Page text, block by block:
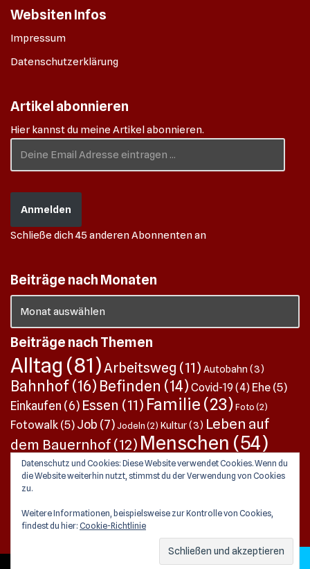
Websiten Infos
Impressum
Datenschutzerklärung
Artikel abonnieren
Hier kannst du meine Artikel abonnieren.
Anmelden
Schließe dich 45 anderen Abonnenten an
Beiträge nach Monaten
Beiträge nach Themen
Alltag (81)Arbeitsweg (11) Autobahn (3)
Bahnhof(16) Befinden (14) Covid-19 (4) Ehe (5)
Einkaufen (6) Essen (11) Familie (23) Foto (2)
Fotowalk (5) Job (7) Jodeln (2) Kultur(3) Leben auf
dem Bauernhof (12) Menschen (54)
Music(6)Pendeln(13)Pensionierung(8) Perspektive
Alltag Quergedanken(25)
sein(22) Traditionen(3)
Wissen
Datenschutz und Cookies: Diese Website verwendet Cookies. Wenn du
die Website weiterhin nutzt, stimmst du der Verwendung von Cookies
zu.
Weitere Informationen, beispielsweise zur Kontrolle von Cookies,
findest du hier: Cookie-Richtlinie